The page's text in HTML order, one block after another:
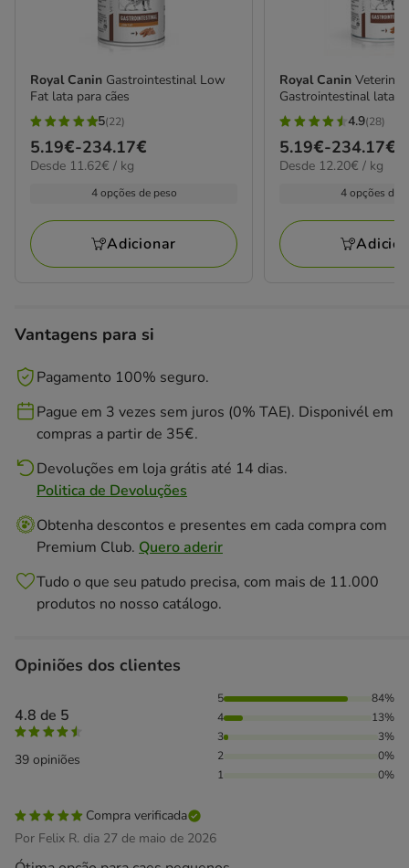
Royal Canin Gastrointestinal Low
Fat lata para cães
5
estrelas
com
avaliações
5(22)
Preço
de
234.17€
5.19€-234.17€
11.62€
Desde 11.62€ / kg
4 opções de peso
Adicionar
Royal Canin
Gastrointestinal lata
4.9
estrelas
com
avaliações
4.9(28)
Preço
de
234.17€
5.19€-234.17€
12.20€
Desde 12.20€ / kg
4 opções de
Vantagens para si
Pagamento 100% seguro.
Pague em 3 vezes sem juros (0% TAE). Disponivél em
compras a partir de 35€.
Devoluções em loja grátis até 14 dias.
Politica de Devoluções
Obtenha descontos e presentes em cada compra com
Premium Club. Quero aderir
Tudo o que seu patudo precisa, com mais de 11.000
produtos no nosso catálogo.
Opiniões dos clientes
4.8 de 5
39 opiniões
84% das pessoas avaliaram com 5 estrelas, 13% das
5
84%
4
13%
3
3%
2
0%
1
0%
Compra verificada
Por Felix R. dia 27 de maio de 2026